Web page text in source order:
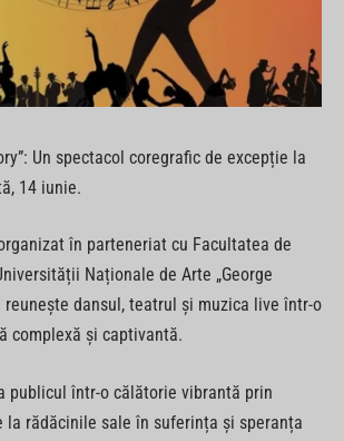
Un spectacol coregrafic de excepție la
14 iunie.
în parteneriat cu Facultatea de
Naționale de Arte „George
reunește dansul, teatrul și muzica live într-o
complexă și captivantă.
publicul într-o călătorie vibrantă prin
la rădăcinile sale în suferința și speranța